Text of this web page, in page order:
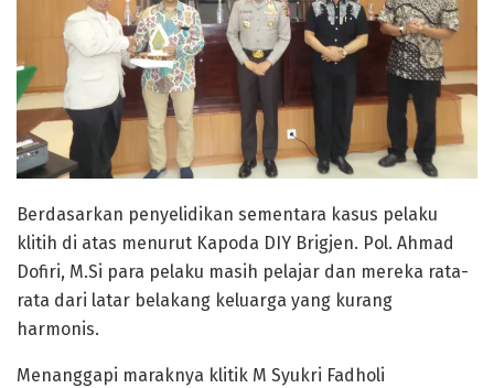
Berdasarkan penyelidikan sementara kasus pelaku
klitih di atas menurut Kapoda DIY Brigjen. Pol. Ahmad
Dofiri, M.Si para pelaku masih pelajar dan mereka rata-
rata dari latar belakang keluarga yang kurang
harmonis.
Menanggapi maraknya klitik M Syukri Fadholi